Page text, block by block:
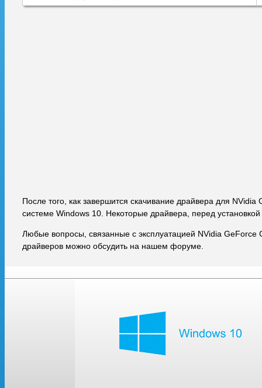
После того, как завершится скачивание драйвера для
системе Windows 10. Некоторые драйвера, перед
Любые вопросы, связанные с эксплуатацией NVidia GeForce
драйверов можно обсудить на нашем форуме.